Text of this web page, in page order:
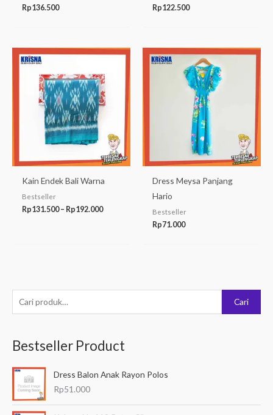
e
c
a
Cari
Bestseller Product
Dress Balon Anak Rayon Polos
Rp51.000
Rp136.500 Rp122.500
Kain Endek Bali Warna
Bestseller
Rp131.500– Rp192.000
Rentang
hingga
Rp192.000
Dress Meysa Panjang
Hario
Bestseller
Rp71.000